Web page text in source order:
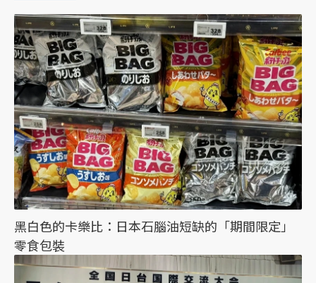
黑白色的卡樂比：日本石腦油短缺的「期間限定」
零食包裝